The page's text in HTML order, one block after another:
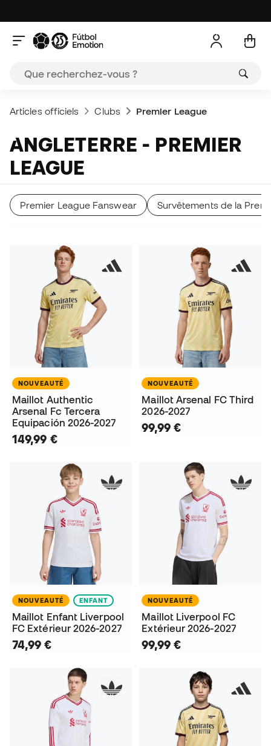
Articles officiels Clubs Premier League
ANGLETERRE - PREMIER
LEAGUE
Premier League Fanswear Survêtements de la
NOUVEAUTÉ
Maillot Authentic
Arsenal Fc Tercera
Equipación 2026-2027
149,99 €
NOUVEAUTÉ
Maillot Arsenal FC Third
2026-2027
99,99 €
NOUVEAUTÉ ENFANT
Maillot Enfant Liverpool
FC Extérieur 2026-2027
74,99 €
NOUVEAUTÉ
Maillot Liverpool FC
Extérieur 2026-2027
99,99 €